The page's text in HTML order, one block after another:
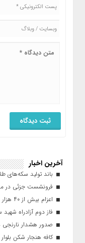
آخرین اخبار
باند تولید سکه‌های
فرونشست جزئی در
اعزام بیش از ۴۰ هزار زائر اربعین از پایانه‌های قم به مرزها
فاز دوم آزادراه
صدور هشدار نارنجی
کافه هنجار شکن